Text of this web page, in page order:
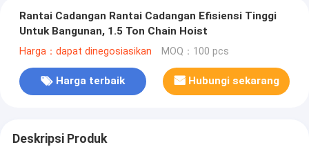
Rantai Cadangan Rantai Cadangan Efisiensi Tinggi
Untuk Bangunan, 1.5 Ton Chain Hoist
Harga：dapat dinegosiasikan MOQ：100 pcs
Harga terbaik Hubungi sekarang
Deskripsi Produk